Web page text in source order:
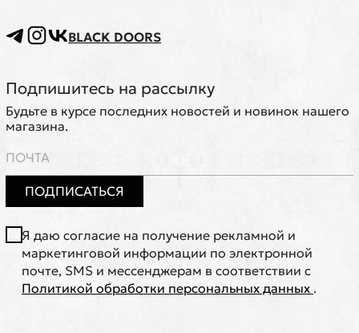
BLACK DOORS
Подпишитесь на рассылку
Будьте в курсе последних новостей и новинок нашего
магазина.
ПОДПИСАТЬСЯ
Я даю согласие на получение рекламной и
маркетинговой информации по электронной
почте, SMS и мессенджерам в соответствии с
Политикой обработки персональных данных .